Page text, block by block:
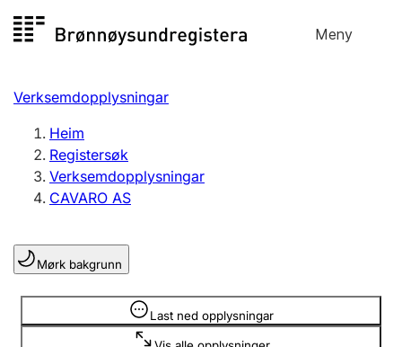
til
Meny
Registersøk
Aksjeselskap
Enkeltpersonføretak
Registrere, endre, slette
Lag og foreining
Registrere, endre, slette
Verksemdopplysningar
Heim
Registersøk
Verksemdopplysningar
CAVARO AS
Mørk bakgrunn
Last ned opplysningar
Opplysninger er skjult